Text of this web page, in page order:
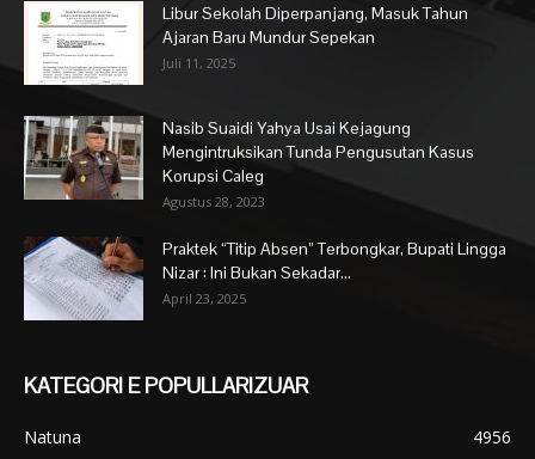
Libur Sekolah Diperpanjang, Masuk Tahun
Ajaran Baru Mundur Sepekan
Juli 11, 2025
Nasib Suaidi Yahya Usai Kejagung
Mengintruksikan Tunda Pengusutan Kasus
Korupsi Caleg
Agustus 28, 2023
Praktek “Titip Absen” Terbongkar, Bupati Lingga
Nizar : Ini Bukan Sekadar...
April 23, 2025
KATEGORI E POPULLARIZUAR
Natuna
4956